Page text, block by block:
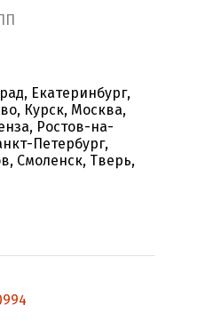
Екатеринбург,
Курск, Москва,
Ростов-на-
Петербург,
Смоленск, Тверь,